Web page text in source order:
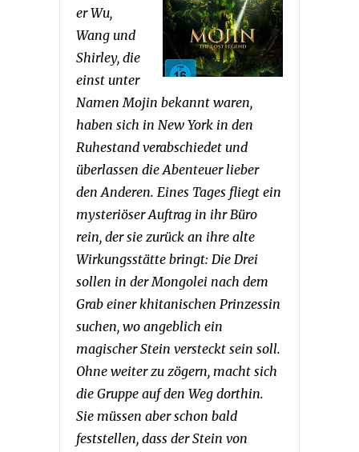
er Wu,
Wang und
Shirley, die
einst unter
Namen Mojin bekannt waren,
haben sich in New York in den
Ruhestand verabschiedet und
überlassen die Abenteuer lieber
den Anderen. Eines Tages fliegt ein
mysteriöser Auftrag in ihr Büro
rein, der sie zurück an ihre alte
Wirkungsstätte bringt: Die Drei
sollen in der Mongolei nach dem
Grab einer khitanischen Prinzessin
suchen, wo angeblich ein
magischer Stein versteckt sein soll.
Ohne weiter zu zögern, macht sich
die Gruppe auf den Weg dorthin.
Sie müssen aber schon bald
feststellen, dass der Stein von